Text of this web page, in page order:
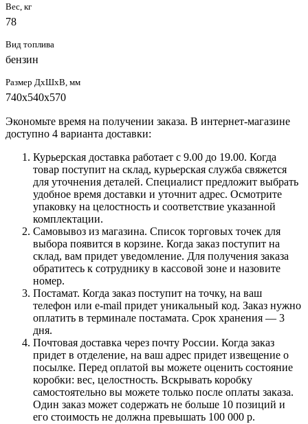
Вес, кг
78
Вид топлива
бензин
Размер ДхШхВ, мм
740х540х570
Экономьте время на получении заказа. В интернет-магазине
доступно 4 варианта доставки:
Курьерская доставка работает с 9.00 до 19.00. Когда
товар поступит на склад, курьерская служба свяжется
для уточнения деталей. Специалист предложит выбрать
удобное время доставки и уточнит адрес. Осмотрите
упаковку на целостность и соответствие указанной
комплектации.
Самовывоз из магазина. Список торговых точек для
выбора появится в корзине. Когда заказ поступит на
склад, вам придет уведомление. Для получения заказа
обратитесь к сотруднику в кассовой зоне и назовите
номер.
Постамат. Когда заказ поступит на точку, на ваш
телефон или e-mail придет уникальный код. Заказ нужно
оплатить в терминале постамата. Срок хранения — 3
дня.
Почтовая доставка через почту России. Когда заказ
придет в отделение, на ваш адрес придет извещение о
посылке. Перед оплатой вы можете оценить состояние
коробки: вес, целостность. Вскрывать коробку
самостоятельно вы можете только после оплаты заказа.
Один заказ может содержать не больше 10 позиций и
его стоимость не должна превышать 100 000 р.